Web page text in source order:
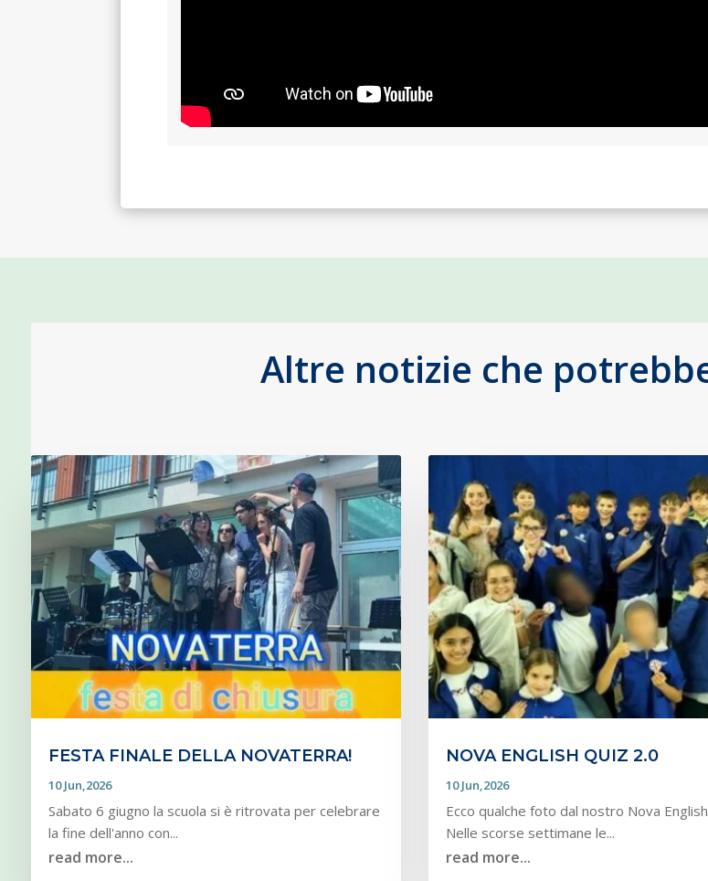
Altre notizie che
FESTA FINALE DELLA NOVATERRA!
10 Jun,2026
Sabato 6 giugno la scuola si è ritrovata per celebrare
la fine dell'anno con...
read more...
NOVA ENGLISH QUIZ 2.0
10 Jun,2026
Ecco qualche foto dal nostro Nova
Nelle scorse settimane le...
read more...